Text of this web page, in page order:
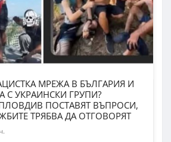
МРЕЖА В БЪЛГАРИЯ И
С УКРАИНСКИ ГРУПИ?
ПОСТАВЯТ ВЪПРОСИ,
ТРЯБВА ДА ОТГОВОРЯТ